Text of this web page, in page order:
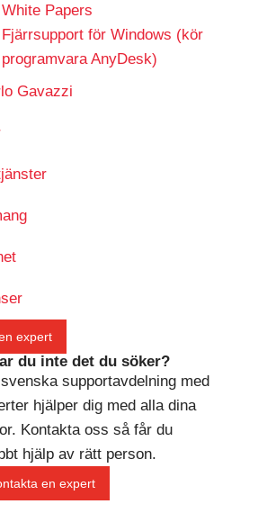
White Papers
Fjärrsupport för Windows (kör
programvara AnyDesk)
Gavazzi
expert
du inte det du söker?
supportavdelning med
hjälper dig med alla dina
Kontakta oss så får du
hjälp av rätt person.
en expert